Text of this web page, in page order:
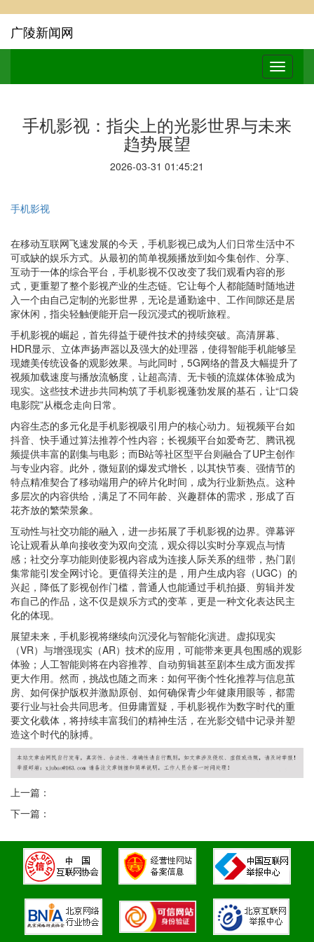
广陵新闻网
手机影视：指尖上的光影世界与未来
趋势展望
2026-03-31 01:45:21
手机影视
在移动互联网飞速发展的今天，手机影视已成为人们日常生活中不
可或缺的娱乐方式。从最初的简单视频播放到如今集创作、分享、
互动于一体的综合平台，手机影视不仅改变了我们观看内容的形
式，更重塑了整个影视产业的生态链。它让每个人都能随时随地进
入一个由自己定制的光影世界，无论是通勤途中、工作间隙还是居
家休闲，指尖轻触便能开启一段沉浸式的视听旅程。
手机影视的崛起，首先得益于硬件技术的持续突破。高清屏幕、
HDR显示、立体声扬声器以及强大的处理器，使得智能手机能够呈
现媲美传统设备的观影效果。与此同时，5G网络的普及大幅提升了
视频加载速度与播放流畅度，让超高清、无卡顿的流媒体体验成为
现实。这些技术进步共同构筑了手机影视蓬勃发展的基石，让“口袋
电影院”从概念走向日常。
内容生态的多元化是手机影视吸引用户的核心动力。短视频平台如
抖音、快手通过算法推荐个性内容；长视频平台如爱奇艺、腾讯视
频提供丰富的剧集与电影；而B站等社区型平台则融合了UP主创作
与专业内容。此外，微短剧的爆发式增长，以其快节奏、强情节的
特点精准契合了移动端用户的碎片化时间，成为行业新热点。这种
多层次的内容供给，满足了不同年龄、兴趣群体的需求，形成了百
花齐放的繁荣景象。
互动性与社交功能的融入，进一步拓展了手机影视的边界。弹幕评
论让观看从单向接收变为双向交流，观众得以实时分享观点与情
感；社交分享功能则使影视内容成为连接人际关系的纽带，热门剧
集常能引发全网讨论。更值得关注的是，用户生成内容（UGC）的
兴起，降低了影视创作门槛，普通人也能通过手机拍摄、剪辑并发
布自己的作品，这不仅是娱乐方式的变革，更是一种文化表达民主
化的体现。
展望未来，手机影视将继续向沉浸化与智能化演进。虚拟现实
（VR）与增强现实（AR）技术的应用，可能带来更具包围感的观影
体验；人工智能则将在内容推荐、自动剪辑甚至剧本生成方面发挥
更大作用。然而，挑战也随之而来：如何平衡个性化推荐与信息茧
房、如何保护版权并激励原创、如何确保青少年健康用眼等，都需
要行业与社会共同思考。但毋庸置疑，手机影视作为数字时代的重
要文化载体，将持续丰富我们的精神生活，在光影交错中记录并塑
造这个时代的脉搏。
上一篇：
下一篇：